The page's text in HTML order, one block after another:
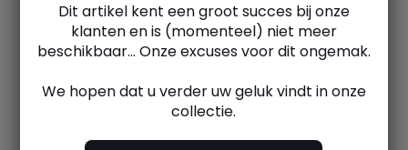
Meubels, linnengoed,
decoratie, mode
Dit artikel kent een groot succes bij onze
klanten en is (momenteel) niet meer
beschikbaar... Onze excuses voor dit ongemak.
We hopen dat u verder uw geluk vindt in onze
collectie.